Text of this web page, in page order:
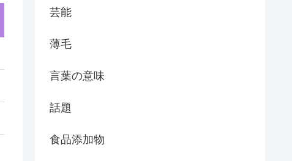
芸能
薄毛
言葉の意味
話題
食品添加物